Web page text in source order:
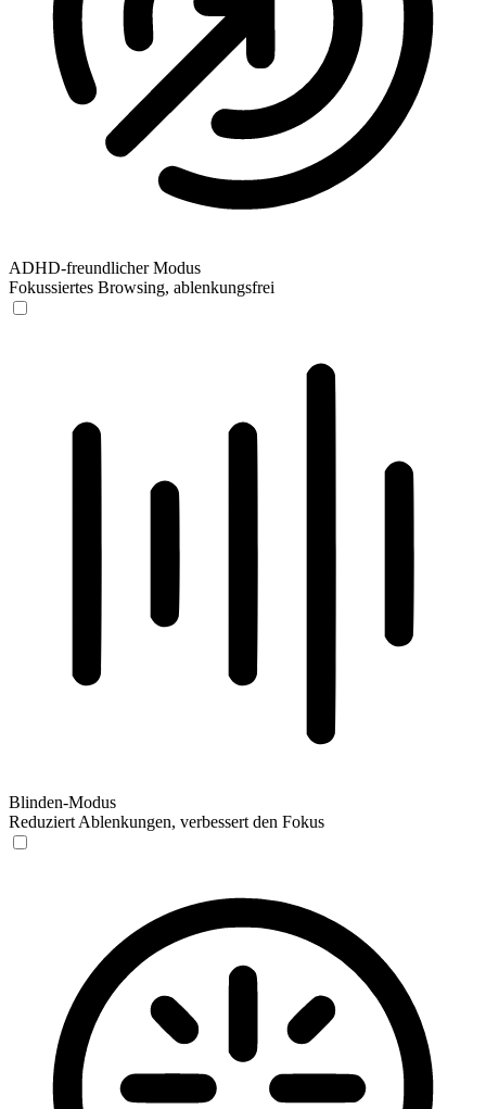
ADHD-freundlicher Modus
Fokussiertes Browsing, ablenkungsfrei
Blinden-Modus
Reduziert Ablenkungen, verbessert den Fokus